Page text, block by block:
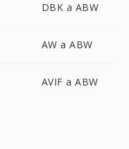
DBK a ABW
AW a ABW
AVIF a ABW